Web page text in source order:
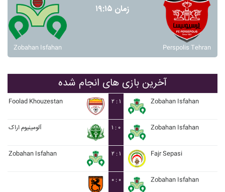
Zobahan Isfahan
زمان ۱۹:۱۵
Perspolis Tehran
آخرین بازی های انجام شده
Foolad Khouzestan ۲ : ۱ Zobahan Isfahan
آلومينيوم اراک ۱ : ۰ Zobahan Isfahan
Zobahan Isfahan ۲ : ۱ Fajr Sepasi
۰ : ۰ Zobahan Isfahan